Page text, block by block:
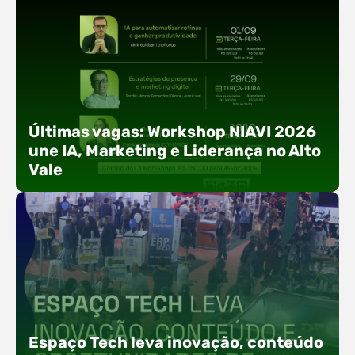
Últimas vagas: Workshop NIAVI 2026
une IA, Marketing e Liderança no Alto
Vale
Com o objetivo de impulsionar a produtividade, a
presença digital e a gestão nas empresas do
Alto Vale, o Núcleo de Tecnologia da Informação
Espaço Tech leva inovação, conteúdo